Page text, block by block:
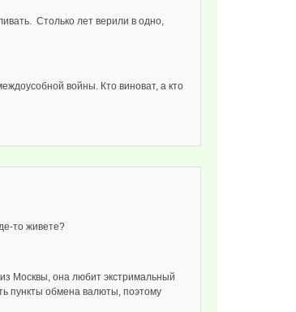
Столько лет верили в одно,
войны. Кто виноват, а кто
то живете?
Москвы, она любит экстримальный
пункты обмена валюты, поэтому